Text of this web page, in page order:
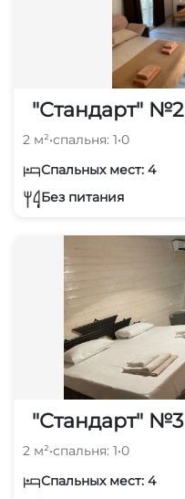
"Стандарт" №2
2 м²•спальня: 1•0
Спальных мест: 4
Без питания
"Стандарт" №3
2 м²•спальня: 1•0
Спальных мест: 4